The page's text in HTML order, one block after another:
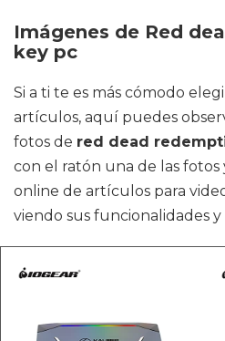
Imágenes de Red
key pc
Si a ti te es más cómodo
artículos, aquí puedes
fotos de red dead
con el ratón una de las fotos
online de artículos para
viendo sus funcionalidades y